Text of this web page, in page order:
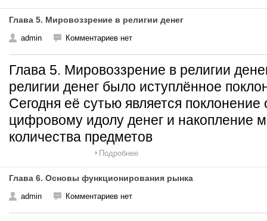
Глава 5. Мировоззрение в религии денег
admin Комментариев нет
Глава 5. Мировоззрение в религии
религии денег было иступлённое
Сегодня её сутью является
цифровому идолу денег и накопление
количества предметов
Подробнее
Глава 6. Основы функционирования рынка
admin Комментариев нет